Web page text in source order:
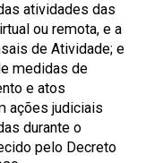
atividades das
ou remota, e a
de Atividade; e
medidas de
e atos
ações judiciais
durante o
pelo Decreto